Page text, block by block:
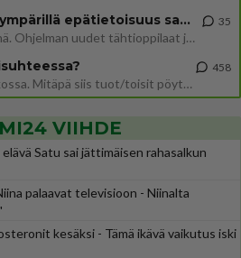
Uuden TTK-juontajan ympärillä epätietoisuus sakenee - Nyt MTV hämmentää soppaa
TTK tulee taas tänä syksynä. Ohjelman uudet tähtioppilaat julkistetaan torstaina 6. elokuuta klo 14 alkavassa lehdistö
35
Siinäpä se kysymys on otsikossa. Mitäpä siis tuot/toisit pöytään parisuhteessa? Oletko mies vai nainen? Koetko sen mitä
458
VIIHDE
Satu sai jättimäisen rahasalkun
palaavat televisioon - Niinalta
kesäksi - Tämä ikävä vaikutus iski